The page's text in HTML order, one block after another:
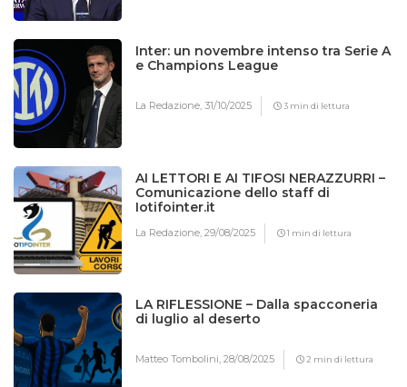
Inter: un novembre intenso tra Serie A
e Champions League
La Redazione,31/10/2025 3 min di lettura
AI LETTORI E AI TIFOSI NERAZZURRI –
Comunicazione dello staff di
Iotifointer.it
La Redazione,29/08/2025 1 min di lettura
LA RIFLESSIONE – Dalla spacconeria
di luglio al deserto
Matteo Tombolini,28/08/2025 2 min di lettura